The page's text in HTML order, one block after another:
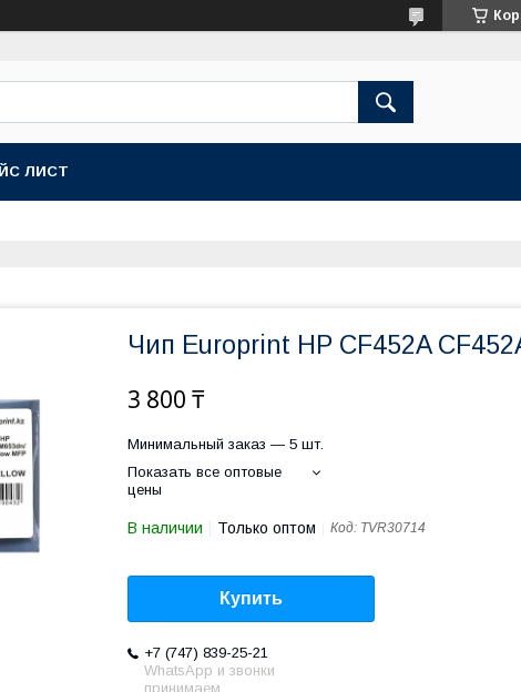
ЛИСТ
Чип Europrint HP CF452A
3 800 ₸
Минимальный заказ — 5 шт.
Показать все оптовые
цены
В наличии Только оптом Код: TVR30714
Купить
+7 (747) 839-25-21
WhatsApp и звонки
принимаем